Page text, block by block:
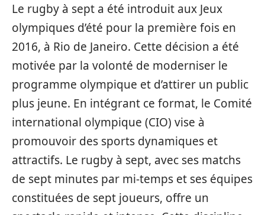
Le rugby à sept a été introduit aux Jeux
olympiques d’été pour la première fois en
2016, à Rio de Janeiro. Cette décision a été
motivée par la volonté de moderniser le
programme olympique et d’attirer un public
plus jeune. En intégrant ce format, le Comité
international olympique (CIO) vise à
promouvoir des sports dynamiques et
attractifs. Le rugby à sept, avec ses matchs
de sept minutes par mi-temps et ses équipes
constituées de sept joueurs, offre un